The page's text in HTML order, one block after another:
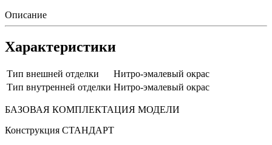
Описание
Характеристики
Тип внешней отделки
Нитро-эмалевый окрас
Тип внутренней отделки Нитро-эмалевый окрас
БАЗОВАЯ КОМПЛЕКТАЦИЯ МОДЕЛИ
Конструкция СТАНДАРТ